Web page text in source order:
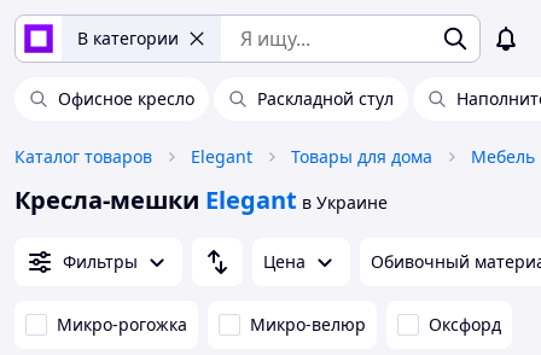
В категории
Офисное кресло Раскладной стул
Каталог товаров Elegant Товары для дома Мебель
Кресла-мешки Elegant в Украине
Фильтры Цена Обивочный
Микро-рогожка Микро-велюр Оксфорд